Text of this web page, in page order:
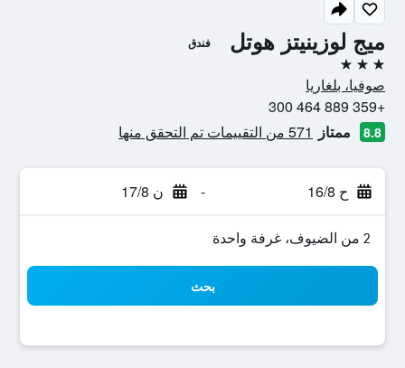
ميج لوزينيتز هوتل فندق
3 نجوم
صوفيا، بلغاريا
+359 889 464 300
8.8 ممتاز 571 من التقييمات تم التحقق منها
ح 16/8 - ن 17/8
2 من الضيوف، غرفة واحدة
بحث